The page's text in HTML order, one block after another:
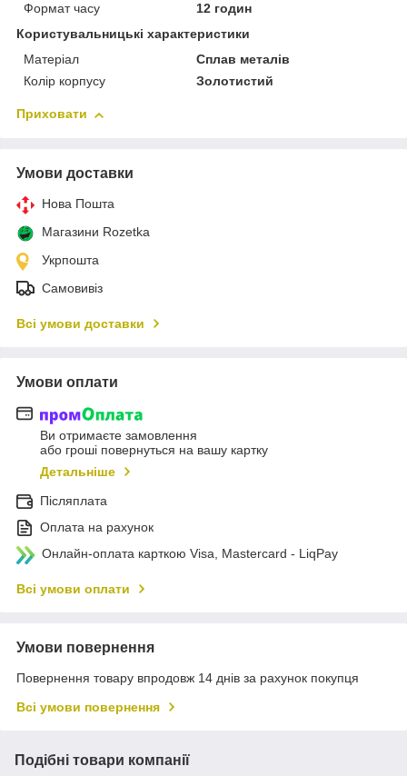
Формат часу
12 годин
Користувальницькі характеристики
Матеріал
Сплав металів
Колір корпусу
Золотистий
Приховати
Умови доставки
Нова Пошта
Магазини Rozetka
Укрпошта
Самовивіз
Всі умови доставки
Умови оплати
Ви отримаєте замовлення
або гроші повернуться на вашу картку
Детальніше
Післяплата
Оплата на рахунок
Онлайн-оплата карткою Visa, Mastercard - LiqPay
Всі умови оплати
Умови повернення
Повернення товару впродовж 14 днів за рахунок покупця
Всі умови повернення
Подібні товари компанії